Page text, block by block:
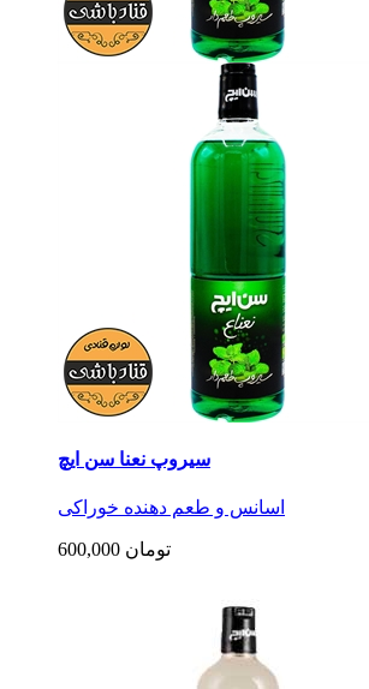
سیروپ نعنا سن ایچ
اسانس و طعم دهنده خوراکی
600,000 تومان